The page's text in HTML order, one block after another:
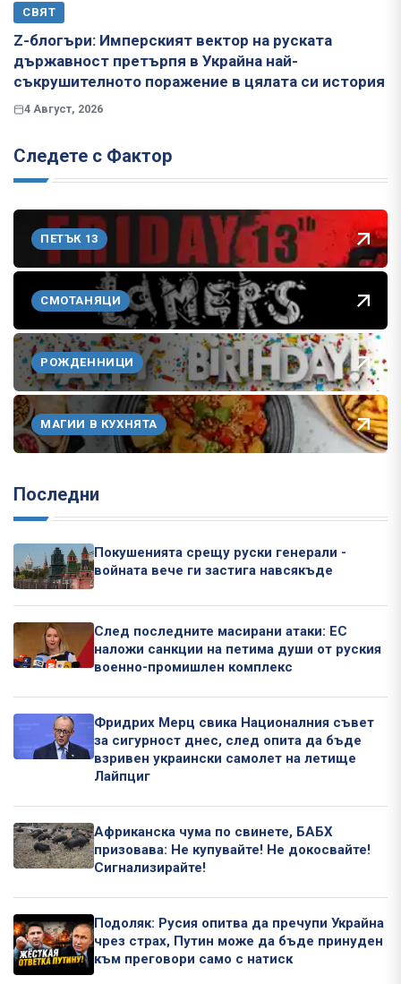
СВЯТ
Z-блогъри: Имперският вектор на руската
държавност претърпя в Украйна най-
съкрушителното поражение в цялата си история
4 Август, 2026
Следете с Фактор
ПЕТЪК 13
СМОТАНЯЦИ
РОЖДЕННИЦИ
МАГИИ В КУХНЯТА
Последни
Покушенията срещу руски генерали -
войната вече ги застига навсякъде
След последните масирани атаки: ЕС
наложи санкции на петима души от руския
военно-промишлен комплекс
Фридрих Мерц свика Националния съвет
за сигурност днес, след опита да бъде
взривен украински самолет на летище
Лайпциг
Африканска чума по свинете, БАБХ
призовава: Не купувайте! Не докосвайте!
Сигнализирайте!
Подоляк: Русия опитва да пречупи Украйна
чрез страх, Путин може да бъде принуден
към преговори само с натиск